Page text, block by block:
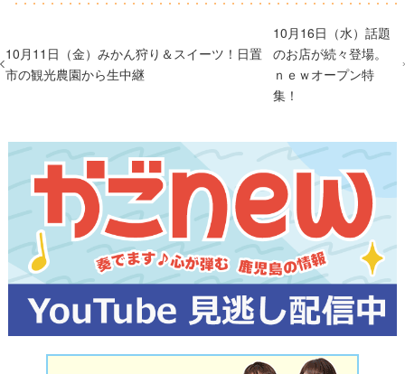
10月11日（金）みかん狩り＆スイーツ！日置
市の観光農園から生中継
10月16日（水）話題
のお店が続々登場。
ｎｅｗオープン特
集！